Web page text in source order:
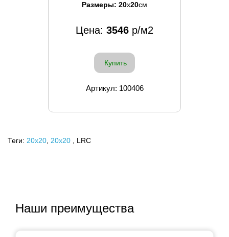
Размеры: 20x20см
Цена: 3546 р/м2
Купить
Артикул: 100406
Теги: 20x20 20х20 , LRC
Наши преимущества